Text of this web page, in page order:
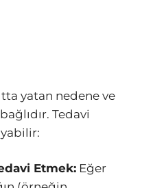
yatan nedene ve
Tedavi
Etmek: Eğer